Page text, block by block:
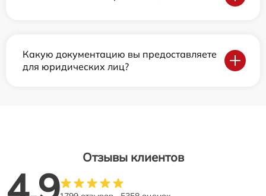
Какую документацию вы предоставляете
для юридических лиц?
Отзывы клиентов